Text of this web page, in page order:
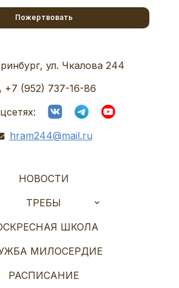
Пожертвовать
ул. Чкалова 244
+7 (952) 737-16-86
hram244@mail.ru
НОВОСТИ
ТРЕБЫ
ШКОЛА
МИЛОСЕРДИЕ
РАСПИСАНИЕ